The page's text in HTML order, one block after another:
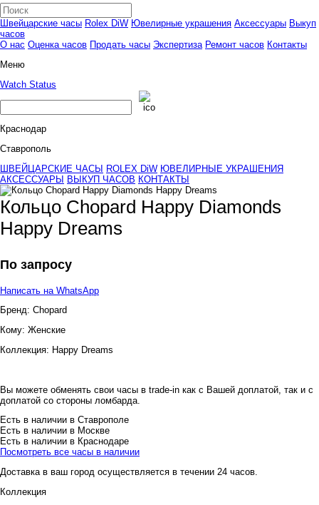
Швейцарские часы Rolex DiW Ювелирные украшения Аксессуары Выкуп
часов
О нас Оценка часов Продать часы Экспертиза Ремонт часов Контакты
Меню
Watch Status
Краснодар
Ставрополь
ШВЕЙЦАРСКИЕ ЧАСЫ
ROLEX DiW ЮВЕЛИРНЫЕ УКРАШЕНИЯ
АКСЕССУАРЫ
ВЫКУП ЧАСОВ КОНТАКТЫ
Кольцо Chopard Happy Diamonds
Happy Dreams
По запросу
Написать на WhatsApp
Бренд: Chopard
Кому: Женские
Коллекция: Happy Dreams
Вы можете обменять свои часы в trade-in как с Вашей доплатой, так и с
доплатой со стороны ломбарда.
Есть в наличии в Ставрополе
Есть в наличии в Москве
Есть в наличии в Краснодаре
Посмотреть все часы в наличии
Доставка в ваш город осуществляется в течении 24 часов.
Коллекция